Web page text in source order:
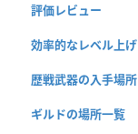
評価レビュー
効率的なレベル上げ
歴戦武器の入手場所
ギルドの場所一覧